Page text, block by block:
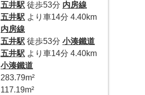
五井駅 徒歩53分 内房線
五井駅 より車14分 4.40km
内房線
五井駅 徒歩53分小湊鐵道
五井駅 より車14分 4.40km
小湊鐵道
283.79m²
117.19m²